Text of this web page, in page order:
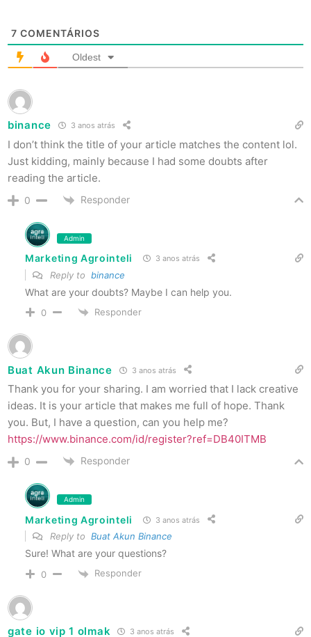
7 COMENTÁRIOS
Oldest
binance 3 anos atrás
I don’t think the title of your article matches the content lol.
Just kidding, mainly because I had some doubts after
reading the article.
0 Responder
Admin
Marketing Agrointeli 3 anos atrás
Reply to binance
What are your doubts? Maybe I can help you.
0 Responder
Buat Akun Binance 3 anos atrás
Thank you for your sharing. I am worried that I lack creative
ideas. It is your article that makes me full of hope. Thank
you. But, I have a question, can you help me?
https://www.binance.com/id/register?ref=DB40ITMB
0 Responder
Admin
Marketing Agrointeli 3 anos atrás
Reply to Buat Akun Binance
Sure! What are your questions?
0 Responder
gate io vip 1 olmak 3 anos atrás